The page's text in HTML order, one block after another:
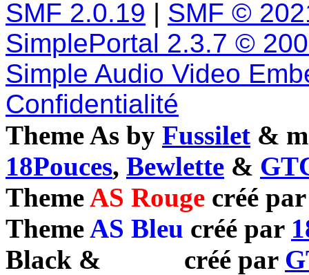
SMF 2.0.19 | SMF ©
SimplePortal 2.3.7 ©
Simple Audio Video
Confidentialité
Theme As by Fussilet &
18Pouces, Bewlette &
ThemeAS Rouge créé
ThemeAS Bleu créé par
Black & créé par